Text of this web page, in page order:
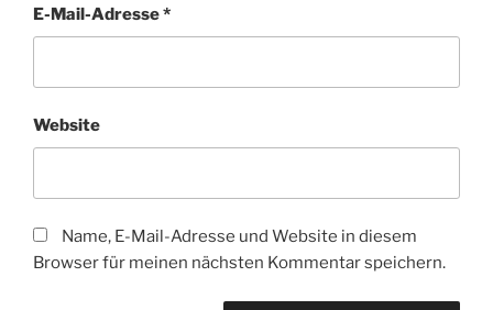
E-Mail-Adresse*
Website
Name, E-Mail-Adresse und Website in diesem
Browser für meinen nächsten Kommentar speichern.